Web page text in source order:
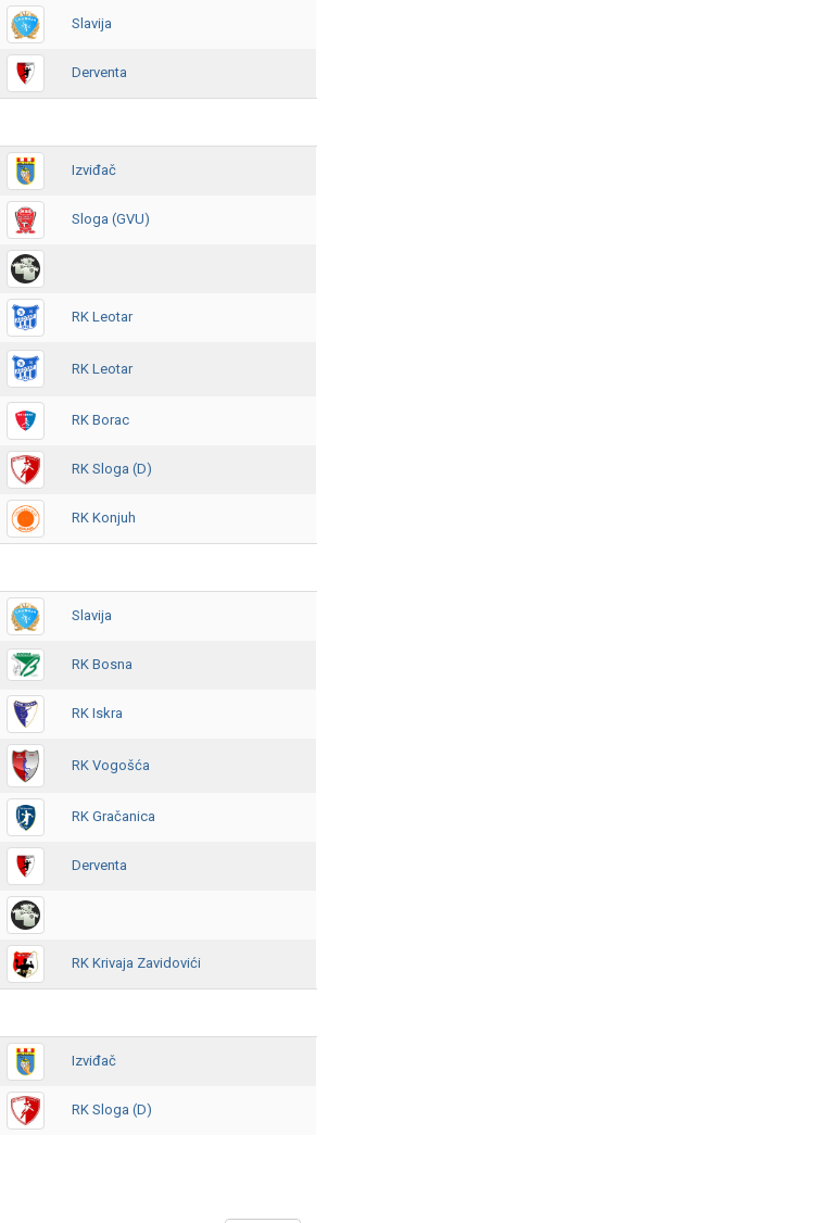
Slavija
Derventa
Izviđač
Sloga (GVU)
RK Leotar
RK Leotar
RK Borac
RK Sloga (D)
RK Konjuh
Slavija
RK Bosna
RK Iskra
RK Vogošća
RK Gračanica
Derventa
RK Krivaja Zavidovići
Izviđač
RK Sloga (D)